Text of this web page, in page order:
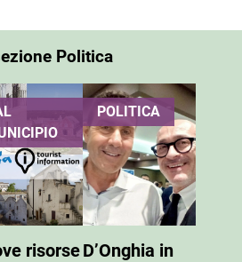
Politica
risorse
POLITICA
D’Onghia in